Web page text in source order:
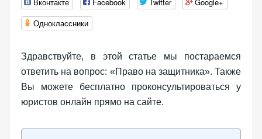
Одноклассники
Здравствуйте, в этой статье мы постараемся
ответить на вопрос: «Право на защитника». Также
Вы можете бесплатно проконсультироваться у
юристов онлайн прямо на сайте.